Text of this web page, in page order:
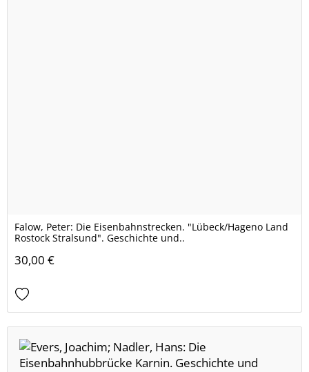
Falow, Peter: Die Eisenbahnstrecken. "Lübeck/Hageno Land
Rostock Stralsund". Geschichte und..
30,00 €